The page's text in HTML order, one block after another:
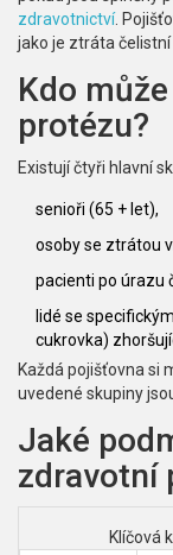
zdravotnictví.
jako je ztráta čelistní
Kdo
protézu?
Existují čtyři hlavní
senioři (65 + let),
osoby se ztrátou
pacienti po úrazu
lidé se
cukrovka)
Každá pojišťovna si
uvedené skupiny
Jaké
zdravotní
Klíčová